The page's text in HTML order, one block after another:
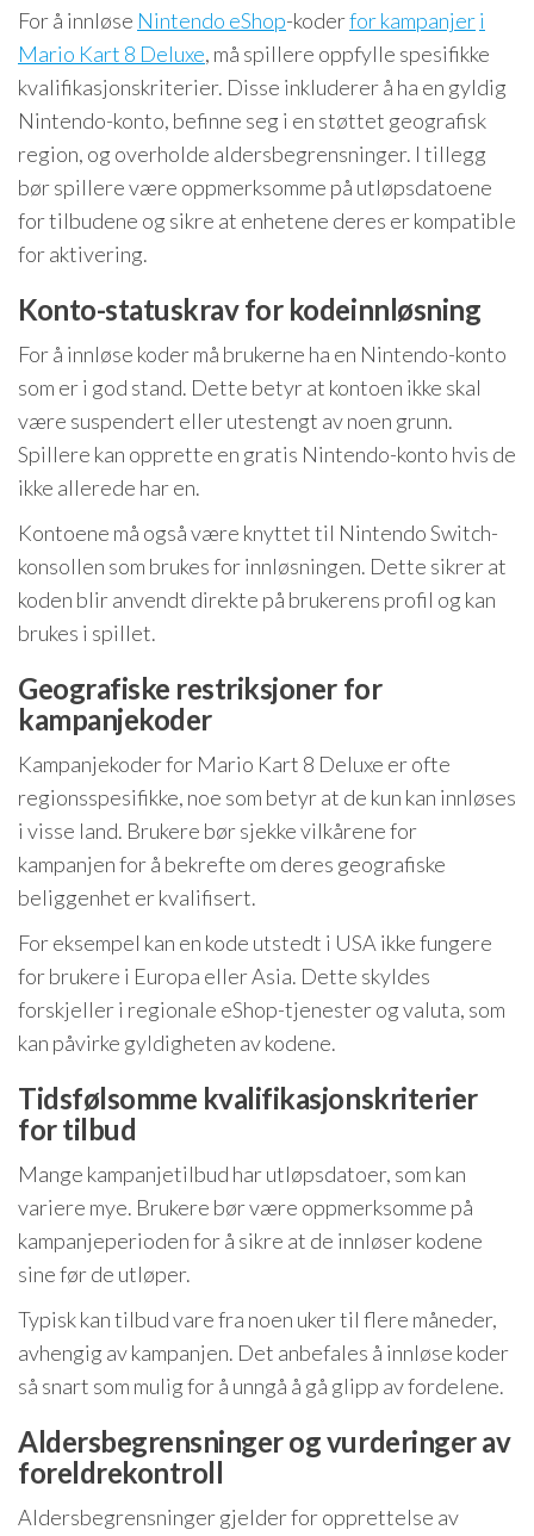
For å innløse Nintendo eShop-koderfor kampanjeri
Mario Kart 8 Deluxe, må spillere oppfylle spesifikke
kvalifikasjonskriterier. Disse inkluderer å ha en gyldig
Nintendo-konto, befinne seg i en støttet geografisk
region, og overholde aldersbegrensninger. I tillegg
bør spillere være oppmerksomme på utløpsdatoene
for tilbudene og sikre at enhetene deres er kompatible
for aktivering.
Konto-statuskrav for kodeinnløsning
For å innløse koder må brukerne ha en Nintendo-konto
som er i god stand. Dette betyr at kontoen ikke skal
være suspendert eller utestengt av noen grunn.
Spillere kan opprette en gratis Nintendo-konto hvis de
ikke allerede har en.
Kontoene må også være knyttet til Nintendo Switch-
konsollen som brukes for innløsningen. Dette sikrer at
koden blir anvendt direkte på brukerens profil og kan
brukes i spillet.
Geografiske restriksjoner for
kampanjekoder
Kampanjekoder for Mario Kart 8 Deluxe er ofte
regionsspesifikke, noe som betyr at de kun kan innløses
i visse land. Brukere bør sjekke vilkårene for
kampanjen for å bekrefte om deres geografiske
beliggenhet er kvalifisert.
For eksempel kan en kode utstedt i USA ikke fungere
for brukere i Europa eller Asia. Dette skyldes
forskjeller i regionale eShop-tjenester og valuta, som
kan påvirke gyldigheten av kodene.
Tidsfølsomme kvalifikasjonskriterier
for tilbud
Mange kampanjetilbud har utløpsdatoer, som kan
variere mye. Brukere bør være oppmerksomme på
kampanjeperioden for å sikre at de innløser kodene
sine før de utløper.
Typisk kan tilbud vare fra noen uker til flere måneder,
avhengig av kampanjen. Det anbefales å innløse koder
så snart som mulig for å unngå å gå glipp av fordelene.
Aldersbegrensninger og vurderinger av
foreldrekontroll
Aldersbegrensninger gjelder for opprettelse av